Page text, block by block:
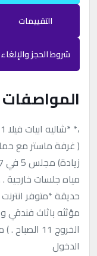
التقييمات
شروط الحجز والإلغاء
المواصفات
( غرفة ماستر مع
مياه جلسات
الدخول